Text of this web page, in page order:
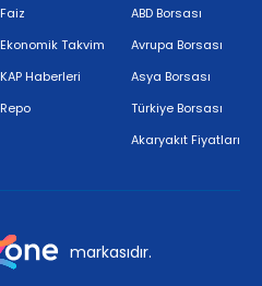
Faiz
Ekonomik Takvim
KAP Haberleri
Repo
ABD Borsası
Avrupa Borsası
Asya Borsası
Türkiye Borsası
Akaryakıt Fiyatları
markasıdır.